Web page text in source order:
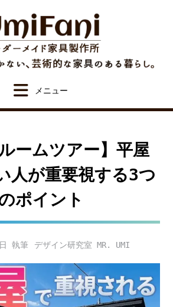
ームツアー】平屋
人が重要視する3つ
ポイント
デザイン研究室 MR. UMI